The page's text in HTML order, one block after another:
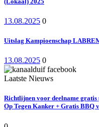
13.08.2025 0
Uitslag Kampioenschap
13.08.2025 0
Laatste Nieuws
Richtlijnen voor deelname gratis
Op Tegen Kanker + Gratis BBQ